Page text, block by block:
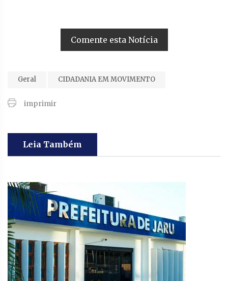
Comente esta Notícia
Geral CIDADANIA EM MOVIMENTO
imprimir
Leia Também